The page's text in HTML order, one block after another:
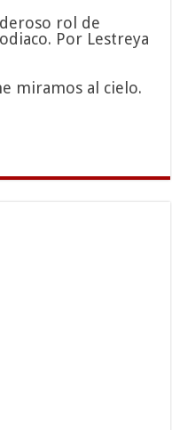
rol de
Por Lestreya
miramos al cielo.